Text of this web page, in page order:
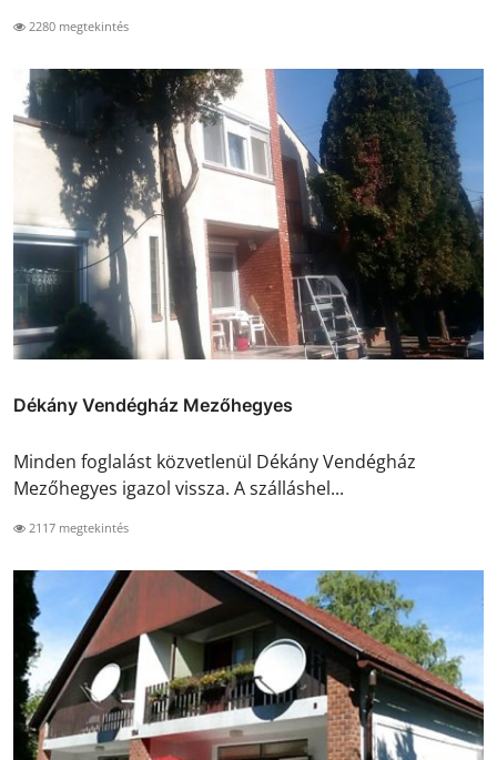
2280 megtekintés
Dékány Vendégház Mezőhegyes
Minden foglalást közvetlenül Dékány Vendégház
Mezőhegyes igazol vissza. A szálláshel...
2117 megtekintés